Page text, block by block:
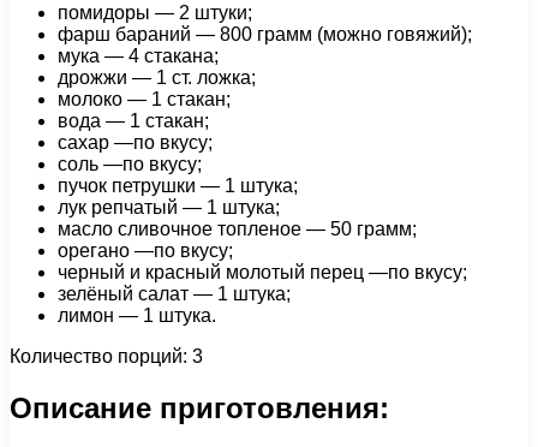
помидоры — 2 штуки;
фарш бараний — 800 грамм (можно говяжий);
мука — 4 стакана;
дрожжи — 1 ст. ложка;
молоко — 1 стакан;
вода — 1 стакан;
сахар —по вкусу;
соль —по вкусу;
пучок петрушки — 1 штука;
лук репчатый — 1 штука;
масло сливочное топленое — 50 грамм;
орегано —по вкусу;
черный и красный молотый перец —по вкусу;
зелёный салат — 1 штука;
лимон — 1 штука.
Количество порций: 3
Описание приготовления: